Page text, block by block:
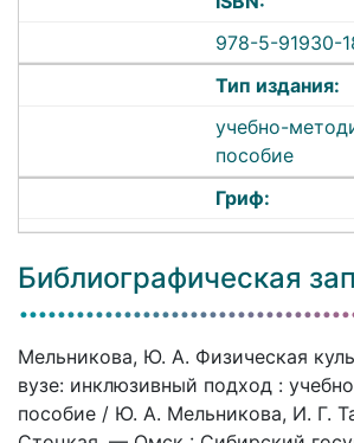
978-5-91930-
Тип издания:
учебно-
пособие
Гриф:
Библиографическая
Мельникова, Ю. А. Физическая
вузе: инклюзивный подход :
пособие / Ю. А. Мельникова, И. Г.